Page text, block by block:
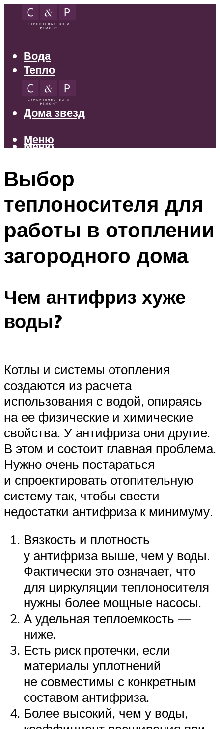
Вода
Тепло
Электрика
Свет
Дома звезд
Меню
Меню
Выбор
теплоносителя для
работы в отоплении
загородного дома
Чем антифриз хуже
воды?
Котлы и системы отопления
создаются из расчета
использования с водой, опираясь
на ее физические и химические
свойства. У антифриза они другие.
В этом и состоит главная проблема.
Нужно очень постараться
и спроектировать отопительную
систему так, чтобы свести
недостатки антифриза к минимуму.
Вязкость и плотность
у антифриза выше, чем у воды.
Фактически это означает, что
для циркуляции теплоносителя
нужны более мощные насосы.
А удельная теплоемкость —
ниже.
Есть риск протечки, если
материалы уплотнений
не совместимы с конкретным
составом антифриза.
Более высокий, чем у воды,